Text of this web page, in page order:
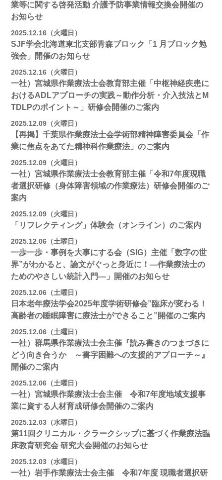
業等に関する啓発活動 介護予防事業情報交換会開催の
お知らせ
2025.12.16（火曜日）
SJF学会北海道東北支部⻘森ブロック「1 月ブロック勉
強会」開催のお知らせ
2025.12.16（火曜日）
一社）宮城県作業療法士会教育部主催「中枢神経疾患に
おけるADLアプローチの実践～動作分析・介入技法とM
TDLPのポイント～」研修会開催のご案内
2025.12.09（火曜日）
【再掲】千葉県作業療法士会学術部精神障害委員会「作
業に焦点をあてた精神科作業療法」のご案内
2025.12.09（火曜日）
一社）宮城県作業療法士会教育部主催「令和7年度現職
者選択研修（身体障害領域の作業療法）研修会開催のご
案内
2025.12.09（火曜日）
「リフレクティング」体験会（オンライン）のご案内
2025.12.06（土曜日）
一歩一歩・事例を大事にする会（SIG）主催「数字の世
界”がわかると、論文がぐっと身近に！―作業療法士の
ためのやさしい統計入門―」開催のお知らせ
2025.12.06（土曜日）
日本老年療法学会2025年度学術研修会”臨床が変わる！
高齢者の睡眠障害に療法士ができること”開催のご案内
2025.12.06（土曜日）
一社）群馬県作業療法士会主催『読み書きのつまづきに
どう向き合うか ～書字困難への支援的アプローチ～』
開催のご案内
2025.12.06（土曜日）
一社）宮城県作業療法士会主催 令和7年度地域支援事
業に資する人材育成研修会開催のご案内
2025.12.03（水曜日）
第11回クリニカル・クラークシップに基づく作業療法臨
床教育研究会 研究大会開催のお知らせ
2025.12.03（水曜日）
一社）岩手作業療法士会主催 令和7年度 現職者選択研